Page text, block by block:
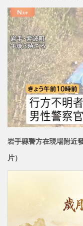
岩手縣警方在現場附近
片）